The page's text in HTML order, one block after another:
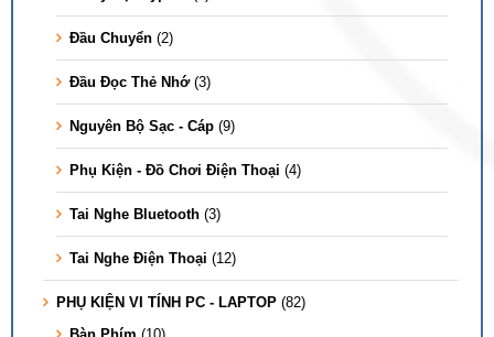
Đầu Chuyển (2)
Đầu Đọc Thẻ Nhớ (3)
Nguyên Bộ Sạc - Cáp (9)
Phụ Kiện - Đồ Chơi Điện Thoại (4)
Tai Nghe Bluetooth (3)
Tai Nghe Điện Thoại (12)
PHỤ KIỆN VI TÍNH PC - LAPTOP (82)